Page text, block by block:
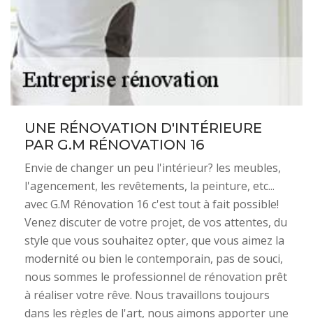
UNE RÉNOVATION D'INTÉRIEURE
PAR G.M RÉNOVATION 16
Envie de changer un peu l'intérieur? les meubles,
l'agencement, les revêtements, la peinture, etc...
avec G.M Rénovation 16 c'est tout à fait possible!
Venez discuter de votre projet, de vos attentes, du
style que vous souhaitez opter, que vous aimez la
modernité ou bien le contemporain, pas de souci,
nous sommes le professionnel de rénovation prêt
à réaliser votre rêve. Nous travaillons toujours
dans les règles de l'art, nous aimons apporter une